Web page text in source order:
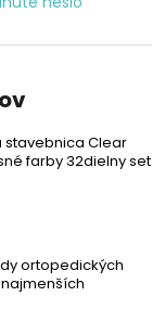
stavebnica Clear
farby 32dielny set
ortopedických